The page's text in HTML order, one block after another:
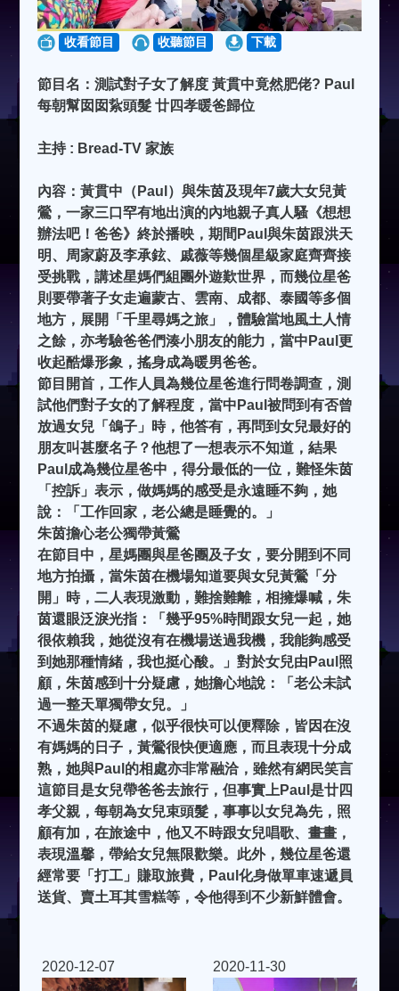
收看節目 收聽節目 下載
節目名：測試對子女了解度 黃貫中竟然肥佬? Paul
每朝幫囡囡紥頭髮 廿四孝暖爸歸位
主持 : Bread-TV 家族
內容：黃貫中（Paul）與朱茵及現年7歲大女兒黃
鶯，一家三口罕有地出演的內地親子真人騷《想想
辦法吧！爸爸》終於播映，期間Paul與朱茵跟洪天
明、周家蔚及李承鉉、戚薇等幾個星級家庭齊齊接
受挑戰，講述星媽們組團外遊歎世界，而幾位星爸
則要帶著子女走遍蒙古、雲南、成都、泰國等多個
地方，展開「千里尋媽之旅」，體驗當地風土人情
之餘，亦考驗爸爸們湊小朋友的能力，當中Paul更
收起酷爆形象，搖身成為暖男爸爸。
節目開首，工作人員為幾位星爸進行問卷調查，測
試他們對子女的了解程度，當中Paul被問到有否曾
放過女兒「鴿子」時，他答有，再問到女兒最好的
朋友叫甚麼名子？他想了一想表示不知道，結果
Paul成為幾位星爸中，得分最低的一位，難怪朱茵
「控訴」表示，做媽媽的感受是永遠睡不夠，她
說：「工作回家，老公總是睡覺的。」
朱茵擔心老公獨帶黃鶯
在節目中，星媽團與星爸團及子女，要分開到不同
地方拍攝，當朱茵在機場知道要與女兒黃鶯「分
開」時，二人表現激動，難捨難離，相擁爆喊，朱
茵還眼泛淚光指：「幾乎95%時間跟女兒一起，她
很依賴我，她從沒有在機場送過我機，我能夠感受
到她那種情緒，我也挺心酸。」對於女兒由Paul照
顧，朱茵感到十分疑慮，她擔心地說：「老公未試
過一整天單獨帶女兒。」
不過朱茵的疑慮，似乎很快可以便釋除，皆因在沒
有媽媽的日子，黃鶯很快便適應，而且表現十分成
熟，她與Paul的相處亦非常融洽，雖然有網民笑言
這節目是女兒帶爸爸去旅行，但事實上Paul是廿四
孝父親，每朝為女兒束頭髮，事事以女兒為先，照
顧有加，在旅途中，他又不時跟女兒唱歌、畫畫，
表現溫馨，帶給女兒無限歡樂。此外，幾位星爸還
經常要「打工」賺取旅費，Paul化身做單車速遞員
送貨、賣土耳其雪糕等，令他得到不少新鮮體會。
2020-12-07 2020-11-30